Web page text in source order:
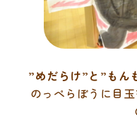
個人情報保護方針
苦情解決について
”めだらけ”と”もん
のっぺらぼうに目